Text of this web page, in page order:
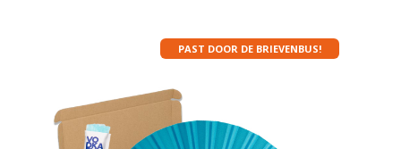
PAST DOOR DE BRIEVENBUS!